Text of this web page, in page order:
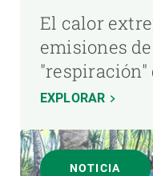
El calor
emisiones
"respiración"
EXPLORAR
NOTICIA